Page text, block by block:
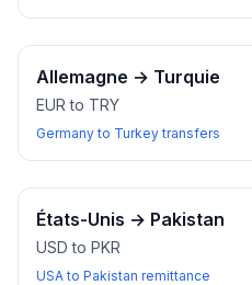
Allemagne → Turquie
EUR to TRY
Germany to Turkey transfers
États-Unis → Pakistan
USD to PKR
USA to Pakistan remittance